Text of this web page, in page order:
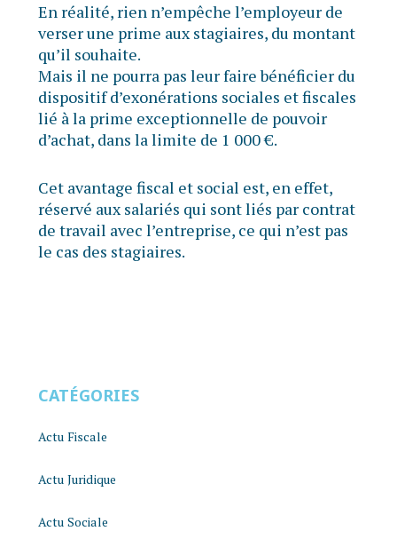
En réalité, rien n’empêche l’employeur de
verser une prime aux stagiaires, du montant
qu’il souhaite.
Mais il ne pourra pas leur faire bénéficier du
dispositif d’exonérations sociales et fiscales
lié à la prime exceptionnelle de pouvoir
d’achat, dans la limite de 1 000 €.
Cet avantage fiscal et social est, en effet,
réservé aux salariés qui sont liés par contrat
de travail avec l’entreprise, ce qui n’est pas
le cas des stagiaires.
CATÉGORIES
Actu Fiscale
Actu Juridique
Actu Sociale